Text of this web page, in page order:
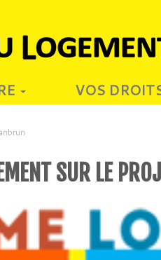
VOS
SUR LE